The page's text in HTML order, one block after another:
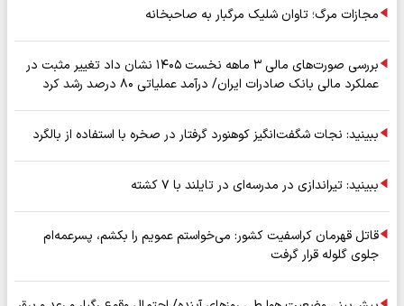
مجازات مرگ؛ تاوان شلیک مرگبار به صاحبخانه
بررسی صورت‌های مالی ۳ ماهه نخست ۱۴۰۵ نشان داد تغییر مثبت در
عملکرد مالی بانک صادرات ایران/ درآمد عملیاتی ۸۰ درصد رشد کرد
ببینید: نجات شگفت‌انگیز کوهنورد گرفتار در صخره با استفاده از بالگرد
ببینید: تیراندازی در مدرسه‌ای در تایلند با ۷ کشته
قاتل قهرمان کراسفیت کشور: می‌خواستم عمویم را بکشم، پسرعمه‌ام
جلوی گلوله قرار گرفت